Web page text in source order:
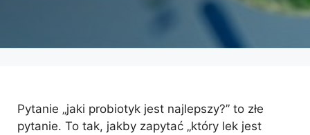
Pytanie „jaki probiotyk jest najlepszy?” to złe
pytanie. To tak, jakby zapytać „który lek jest